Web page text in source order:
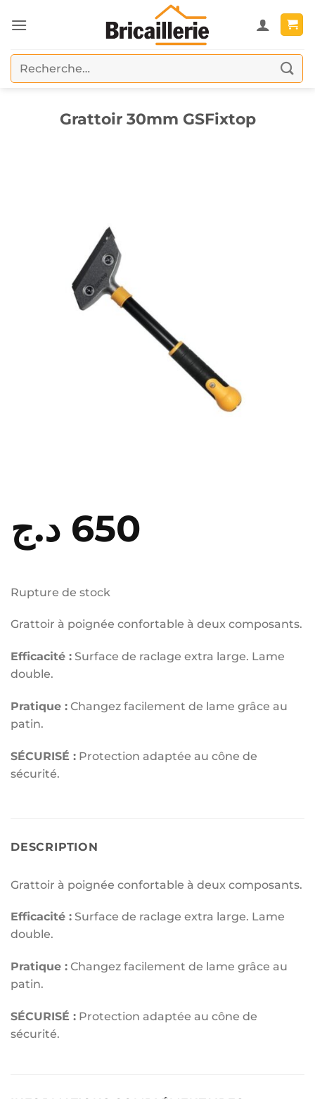
au
Recherche
pour :
Grattoir 30mm GSFixtop
650 د.ج
Rupture de stock
Grattoir à poignée confortable à deux composants.
Efficacité : Surface de raclage extra large. Lame
double.
Pratique : Changez facilement de lame grâce au
patin.
SÉCURISÉ : Protection adaptée au cône de
sécurité.
DESCRIPTION
Grattoir à poignée confortable à deux composants.
Efficacité : Surface de raclage extra large. Lame
double.
Pratique : Changez facilement de lame grâce au
patin.
SÉCURISÉ : Protection adaptée au cône de
sécurité.